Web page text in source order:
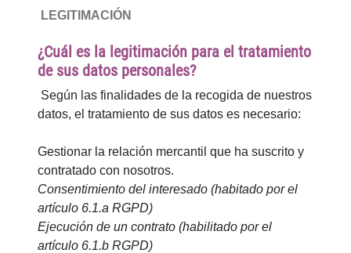
LEGITIMACIÓN
¿Cuál es la legitimación para el tratamiento
de sus datos personales?
Según las finalidades de la recogida de nuestros
datos, el tratamiento de sus datos es necesario:
Gestionar la relación mercantil que ha suscrito y
contratado con nosotros.
Consentimiento del interesado (habitado por el
artículo 6.1.a RGPD)
Ejecución de un contrato (habilitado por el
artículo 6.1.b RGPD)